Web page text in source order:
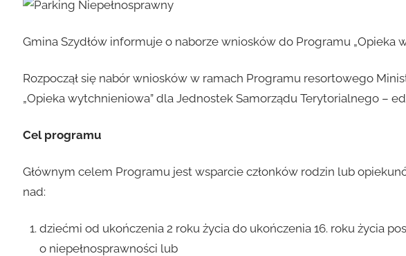
Gmina Szydłów informuje o naborze wniosków do Programu „Opieka
Rozpoczął się nabór wniosków w ramach Programu resortowego
„Opieka wytchnieniowa” dla Jednostek Samorządu Terytorialnego –
Cel programu
Głównym celem Programu jest wsparcie członków rodzin lub
nad:
dziećmi od ukończenia 2 roku życia do ukończenia 16. roku życia
o niepełnosprawności lub